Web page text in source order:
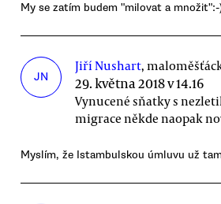
My se zatím budem "milovat a množit":-
JN
Jiří Nushart,
29. května 2018 v 14.16
Vynucené sňatky s
migrace někde naopak
Myslím, že Istambulskou úmluvu už